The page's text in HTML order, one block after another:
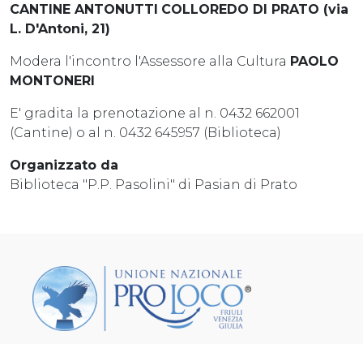
CANTINE ANTONUTTI COLLOREDO DI PRATO (via
L. D'Antoni, 21)
Modera l'incontro l'Assessore alla Cultura PAOLO
MONTONERI
E' gradita la prenotazione al n. 0432 662001
(Cantine) o al n. 0432 645957 (Biblioteca)
Organizzato da
Biblioteca "P.P. Pasolini" di Pasian di Prato